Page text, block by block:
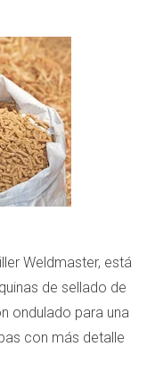
Weldmaster, está
de sellado de
ondulado para una
con más detalle